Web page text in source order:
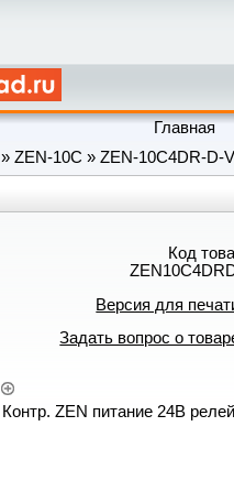
Главная
» ZEN-10C » ZEN-10C4DR-D-
Код
Версия для
Задать вопрос о
ZEN питание 24В